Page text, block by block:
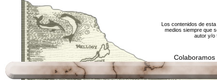
Los contenidos de
medios siempre que
autor y/o